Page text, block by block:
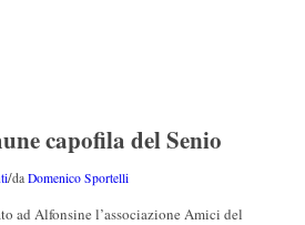
capofila del Senio
/da Domenico Sportelli
ad Alfonsine l’associazione Amici del